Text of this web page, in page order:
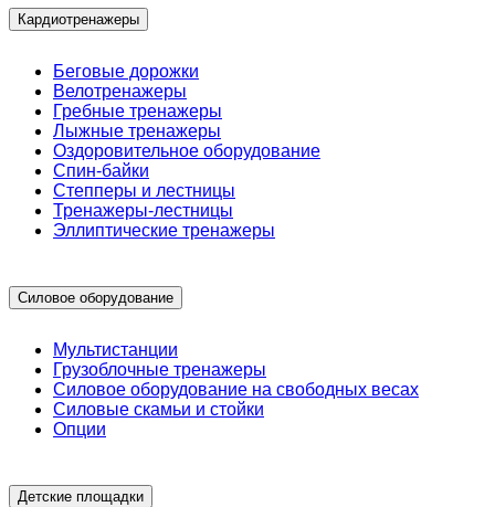
Кардиотренажеры
Беговые дорожки
Велотренажеры
Гребные тренажеры
Лыжные тренажеры
Оздоровительное оборудование
Спин-байки
Степперы и лестницы
Тренажеры-лестницы
Эллиптические тренажеры
Силовое оборудование
Мультистанции
Грузоблочные тренажеры
Силовое оборудование на свободных весах
Силовые скамьи и стойки
Опции
Детские площадки